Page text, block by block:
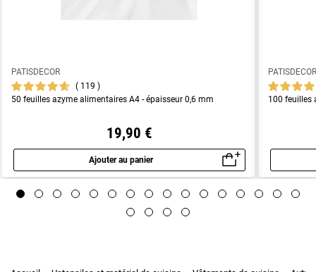
PATISDECOR
119
50 feuilles azyme alimentaires A4 - épaisseur 0,6 mm
19,90 €
Ajouter au panier
Aperçu rapide
100 feuilles